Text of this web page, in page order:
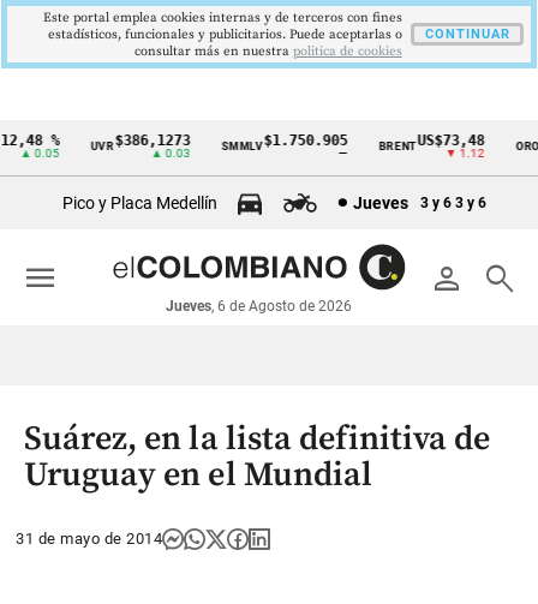
Cintillo
económicos
Colombia
%
▲ 0.05
UVR$386,1273
▲ 0.03
SMMLV$1.750.905 BRENTUS$73,48
▼ 1.12
ORO
Pico y Placa Medellín Jueves 3 y 6 3 y 6
person search
Jueves, 6 de Agosto de 2026
menu
Suárez, en la lista definitiva de
Uruguay en el Mundial
31 de mayo de 2014
Este portal emplea cookies internas y de terceros con fines
estadísticos, funcionales y publicitarios. Puede aceptarlas o
consultar más en nuestra politica de cookies
CONTINUAR